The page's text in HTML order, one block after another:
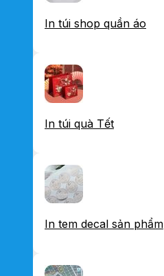
In túi shop quần áo
In túi quà Tết
In tem decal sản phẩm